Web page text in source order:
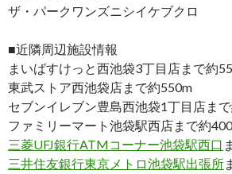
ザ・パークワンズニシイケブクロ
■近隣周辺施設情報
まいばすけっと西池袋3丁目店まで約
東武ストア西池袋店まで約550m
セブンイレブン豊島西池袋1丁目店ま
ファミリーマート池袋駅西店まで約
三菱UFJ銀行ATMコーナー池袋駅西口
三井住友銀行東京メトロ池袋駅出張所